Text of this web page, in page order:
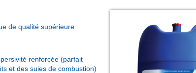
de qualité supérieure
renforcée (parfait
et des suies de combustion)